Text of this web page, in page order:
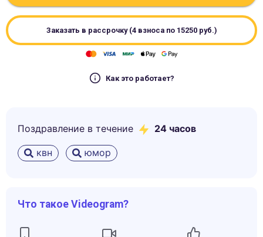
Заказать в рассрочку (4 взноса по 15250руб.)
Как это работает?
Поздравление в течение 24 часов
квн юмор
Что такое Videogram?